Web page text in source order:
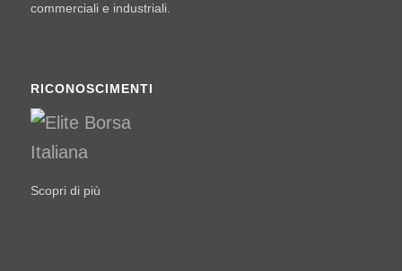
commerciali e industriali.
RICONOSCIMENTI
Scopri di più